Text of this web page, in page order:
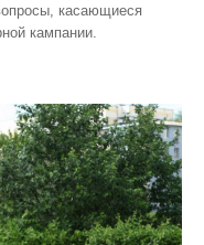
касающиеся
кампании.